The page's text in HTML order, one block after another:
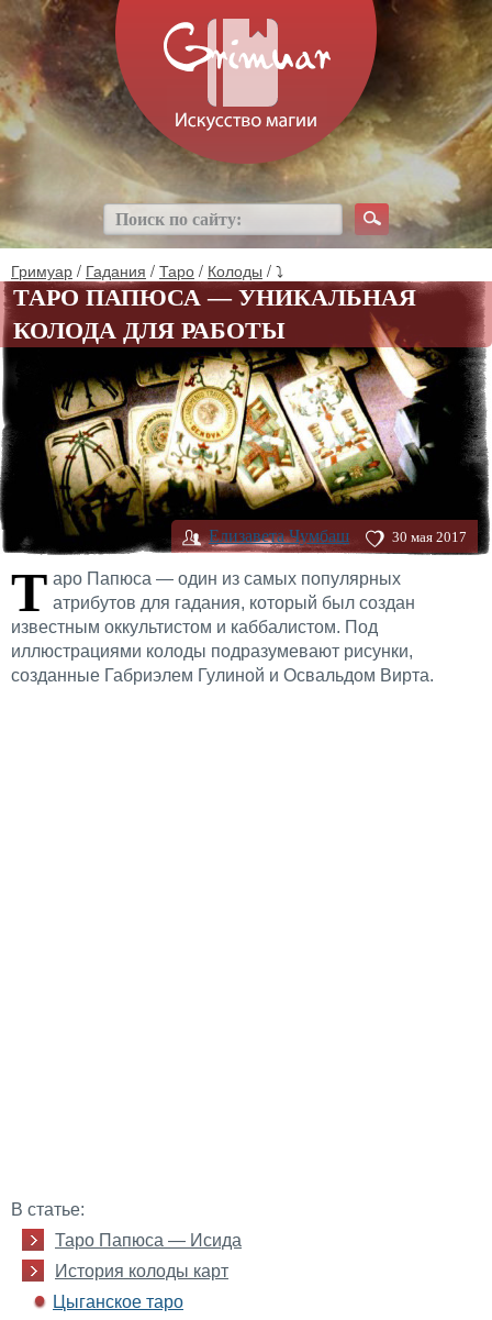
Гримуар / Гадания / Таро / Колоды / ⤵
ТАРО ПАПЮСА — УНИКАЛЬНАЯ
КОЛОДА ДЛЯ РАБОТЫ
Елизавета Чумбаш 30 мая 2017
Т аро Папюса — один из самых популярных
атрибутов для гадания, который был создан
известным оккультистом и каббалистом. Под
иллюстрациями колоды подразумевают рисунки,
созданные Габpиэлем Гулиной и Освальдом Вирта.
В статье:
Таро Папюса — Исида
История колоды карт
Цыганское таро